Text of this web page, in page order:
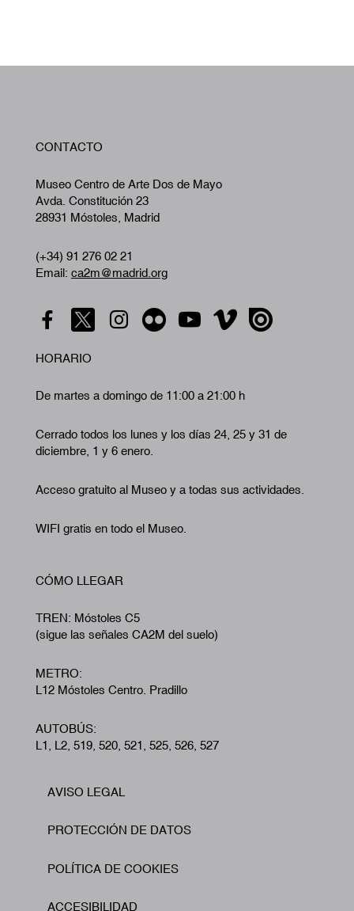
CONTACTO
Museo Centro de Arte Dos de Mayo
Avda. Constitución 23
28931 Móstoles, Madrid
(+34) 91 276 02 21
Email: ca2m@madrid.org
HORARIO
De martes a domingo de 11:00 a 21:00 h
Cerrado todos los lunes y los días 24, 25 y 31 de
diciembre, 1 y 6 enero.
Acceso gratuito al Museo y a todas sus actividades.
WIFI gratis en todo el Museo.
CÓMO LLEGAR
TREN: Móstoles C5
(sigue las señales CA2M del suelo)
METRO:
L12 Móstoles Centro. Pradillo
AUTOBÚS:
L1, L2, 519, 520, 521, 525, 526, 527
Footer
AVISO LEGAL
PROTECCIÓN DE DATOS
POLÍTICA DE COOKIES
ACCESIBILIDAD